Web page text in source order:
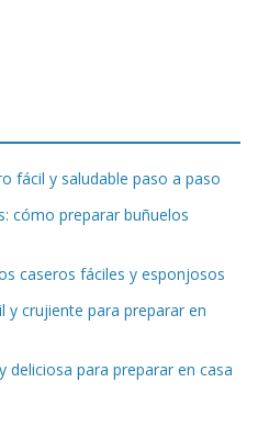
fácil y saludable paso a paso
cómo preparar buñuelos
caseros fáciles y esponjosos
y crujiente para preparar en
deliciosa para preparar en casa